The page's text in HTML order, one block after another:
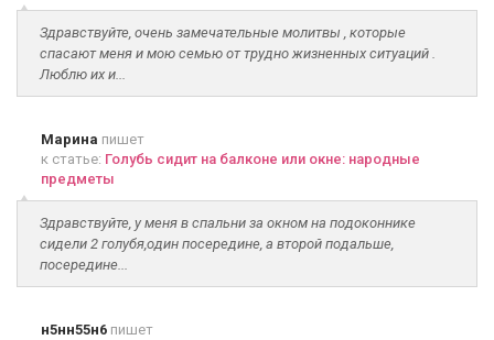
Здравствуйте, очень замечательные молитвы , которые
спасают меня и мою семью от трудно жизненных ситуаций .
Люблю их и...
Марина пишет
к статье: Голубь сидит на балконе или окне: народные
предметы
Здравствуйте, у меня в спальни за окном на подоконнике
сидели 2 голубя,один посередине, а второй подальше,
посередине...
н5нн55н6 пишет